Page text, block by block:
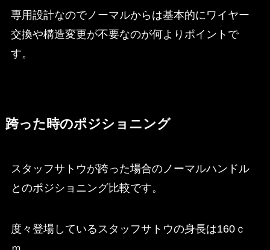
専用設計なのでノーマルからは基本的にワイヤー
交換や構造変更が不要なのが何よりポイントで
す。
跨った時のポジショニング
スタッフサトウが跨った場合のノーマルハンドル
とのポジショニング比較です。
度々登場しているスタッフサトウの身長は160ｃ